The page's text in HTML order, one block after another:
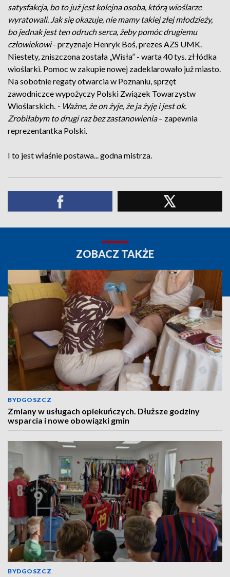
satysfakcja, bo to już jest kolejna osoba, którą wioślarze
wyratowali. Jak się okazuje, nie mamy takiej złej młodzieży,
bo jednak jest ten odruch serca, żeby pomóc drugiemu
człowiekowi- przyznaje Henryk Boś, prezes AZS UMK.
Niestety, zniszczona została „Wisła” - warta 40 tys. zł łódka
wioślarki. Pomoc w zakupie nowej zadeklarowało już miasto.
Na sobotnie regaty otwarcia w Poznaniu, sprzęt
zawodniczce wypożyczy Polski Związek Towarzystw
Wioślarskich. - Ważne, że on żyje, że ja żyję i jest ok.
Zrobiłabym to drugi raz bez zastanowienia– zapewnia
reprezentantka Polski.
I to jest właśnie postawa... godna mistrza.
ZOBACZ TAKŻE
BYDGOSZCZ
Zmiany w usługach opiekuńczych. Dłuższe godziny
wsparcia i nowe obowiązki gmin
BYDGOSZCZ